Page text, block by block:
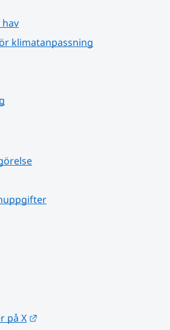
klimatanpassning
på X